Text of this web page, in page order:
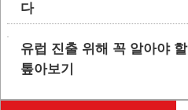
다
유럽 진출 위해 꼭 알아야
톺아보기